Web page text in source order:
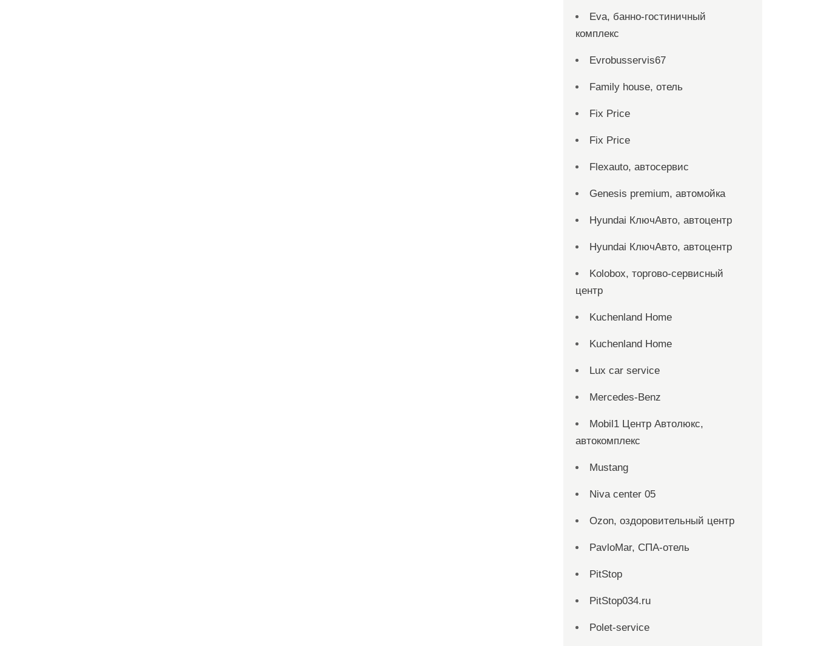
Eva, банно-гостиничный
комплекс
Evrobusservis67
Family house, отель
Fix Price
Fix Price
Flexauto, автосервис
Genesis premium, автомойка
Hyundai КлючАвто, автоцентр
Hyundai КлючАвто, автоцентр
Kolobox, торгово-сервисный
центр
Kuchenland Home
Kuchenland Home
Lux car service
Mercedes-Benz
Mobil1 Центр Автолюкс,
автокомплекс
Mustang
Niva center 05
Ozon, оздоровительный центр
PavloMar, СПА-отель
PitStop
PitStop034.ru
Polet-service